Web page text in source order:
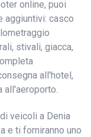
online, puoi
aggiuntivi: casco
stivali, giacca,
all'hotel,
all'aeroporto.
veicoli a Denia
e ti forniranno uno